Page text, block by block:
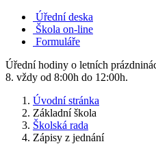
Úřední deska
Škola on-line
Formuláře
Úřední hodiny o letních
8. vždy od 8:00h do 12:00h.
Úvodní stránka
Základní škola
Školská rada
Zápisy z jednání